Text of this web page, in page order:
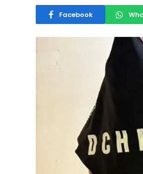
Facebook